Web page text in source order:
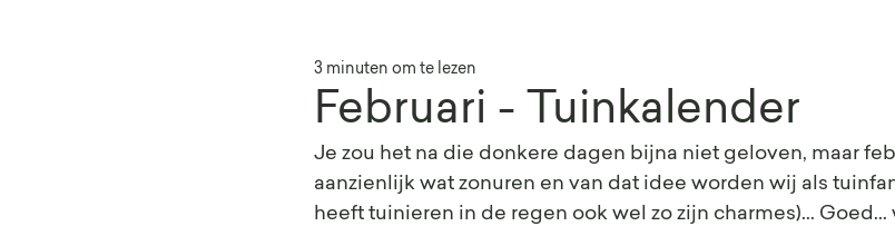
Februari - Tuinkalender
3 minuten om te lezen
Je zou het na die donkere dagen bijna niet geloven, maar
aanzienlijk wat zonuren en van dat idee worden wij als
heeft tuinieren in de regen ook wel zo zijn charmes)... Goed...